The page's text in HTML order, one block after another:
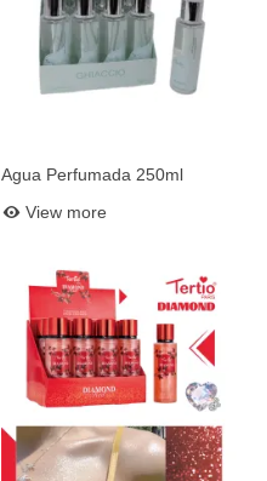
Agua Perfumada 250ml
View more